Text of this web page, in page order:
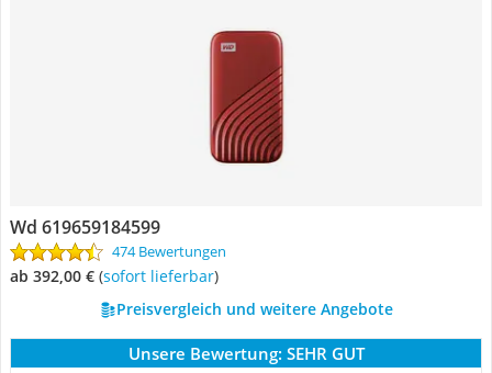
Wd 619659184599
474 Bewertungen
ab 392,00 € ( Sofort lieferbar)
Preisvergleich und weitere Angebote
Unsere Bewertung: SEHR GUT